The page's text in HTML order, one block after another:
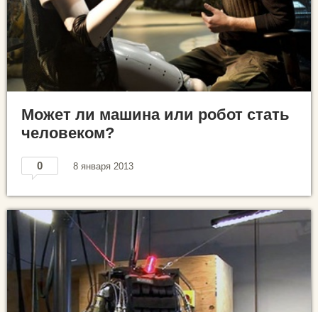
Может ли машина или робот стать
человеком?
0 8 января 2013